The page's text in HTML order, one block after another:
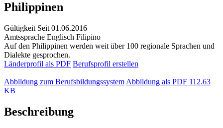
Philippinen
Gültigkeit Seit 01.06.2016
Amtssprache Englisch Filipino
Auf den Philippinen werden weit über 100 regionale Sprachen und
Dialekte gesprochen.
Länderprofil als PDF Berufsprofil erstellen
Abbildung zum Berufsbildungssystem Abbildung als PDF 112.63
KB
Beschreibung